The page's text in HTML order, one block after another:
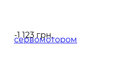
-1 123 грн.